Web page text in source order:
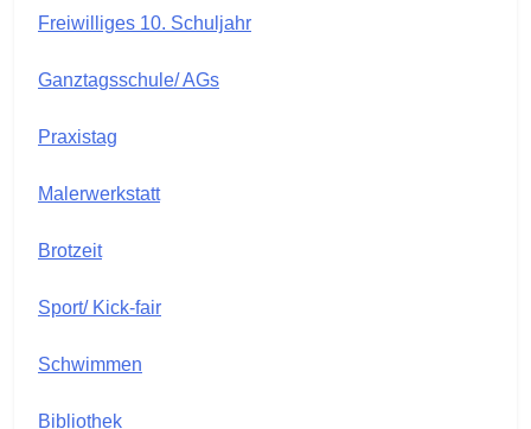
Freiwilliges 10. Schuljahr
Ganztagsschule/ AGs
Praxistag
Malerwerkstatt
Brotzeit
Sport/ Kick-fair
Schwimmen
Bibliothek